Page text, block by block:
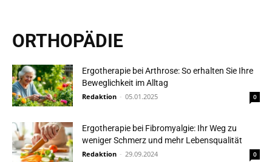
ORTHOPÄDIE
Ergotherapie bei Arthrose: So erhalten Sie Ihre
Beweglichkeit im Alltag
Redaktion - 05.01.2025 0
Ergotherapie bei Fibromyalgie: Ihr Weg zu
weniger Schmerz und mehr Lebensqualität
Redaktion - 29.09.2024 0